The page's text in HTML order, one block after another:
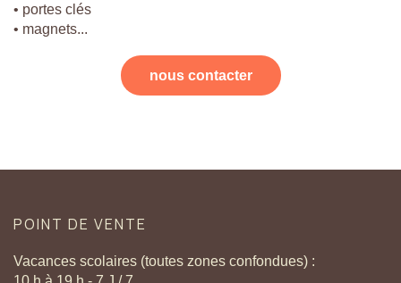
• portes clés
• magnets...
nous contacter
POINT DE VENTE
Vacances scolaires (toutes zones confondues) :